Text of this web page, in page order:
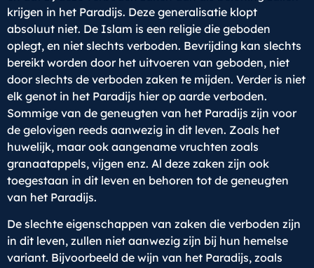
krijgen in het Paradijs. Deze generalisatie klopt
absoluut niet. De Islam is een religie die geboden
oplegt, en niet slechts verboden. Bevrijding kan slechts
bereikt worden door het uitvoeren van geboden, niet
door slechts de verboden zaken te mijden. Verder is niet
elk genot in het Paradijs hier op aarde verboden.
Sommige van de geneugten van het Paradijs zijn voor
de gelovigen reeds aanwezig in dit leven. Zoals het
huwelijk, maar ook aangename vruchten zoals
granaatappels, vijgen enz. Al deze zaken zijn ook
toegestaan in dit leven en behoren tot de geneugten
van het Paradijs.
De slechte eigenschappen van zaken die verboden zijn
in dit leven, zullen niet aanwezig zijn bij hun hemelse
variant. Bijvoorbeeld de wijn van het Paradijs, zoals